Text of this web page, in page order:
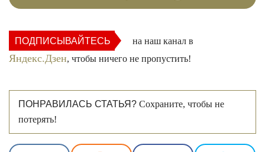
ПОДПИСЫВАЙТЕСЬ на наш канал в
Яндекс.Дзен, чтобы ничего не пропустить!
ПОНРАВИЛАСЬ СТАТЬЯ? Сохраните, чтобы не
потерять!